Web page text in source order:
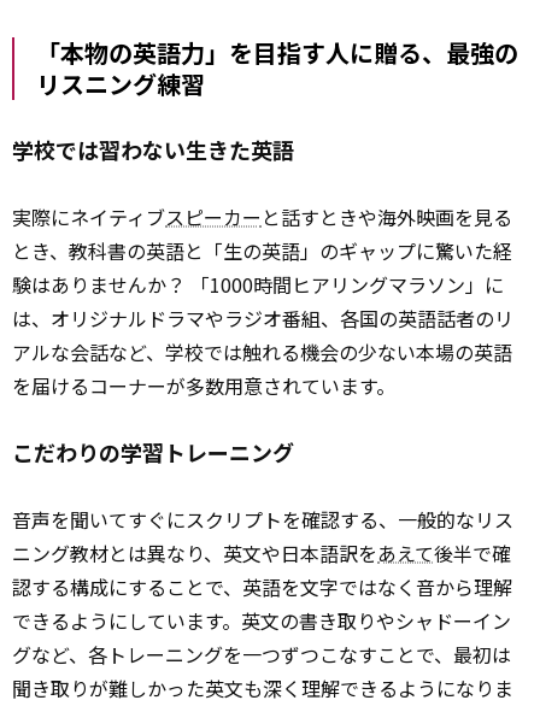
「本物の英語力」を目指す人に贈る、最強の
リスニング練習
学校では習わない生きた英語
実際にネイティブスピーカー と話すときや海外映画を見る
とき、教科書の英語と「生の英語」のギャップに驚いた経
験はありませんか？ 「1000時間ヒアリングマラソン」に
は、オリジナルドラマやラジオ番組、各国の英語話者のリ
アルな会話など、学校では触れる機会の少ない本場の英語
を届けるコーナーが多数用意されています。
こだわりの学習トレーニング
音声を聞いてすぐにスクリプトを確認する、一般的なリス
ニング教材とは異なり、英文や日本語訳をあえて後半で確
認する構成にすることで、英語を文字ではなく音から理解
できるようにしています。英文の書き取りやシャドーイン
グなど、各トレーニングを一つずつこなすことで、最初は
聞き取りが難しかった英文も深く理解できるようになりま